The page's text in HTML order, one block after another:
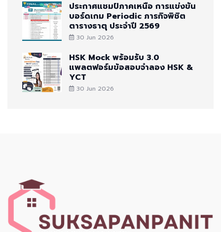
ประกาศแชมป์ภาคเหนือ การแข่งขัน
บอร์ดเกม Periodic ภารกิจพิชิต
ตารางธาตุ ประจำปี 2569
30 Jun 2026
HSK Mock พร้อมรับ 3.0
แพลตฟอร์มข้อสอบจำลอง HSK &
YCT
30 Jun 2026